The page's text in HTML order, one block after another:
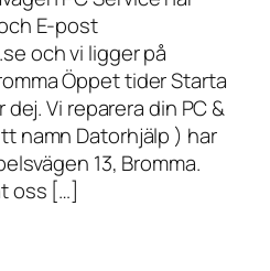
E-post
och vi ligger på
Öppet tider Starta
Vi reparera din PC &
namn Datorhjälp ) har
13, Bromma.
oss […]